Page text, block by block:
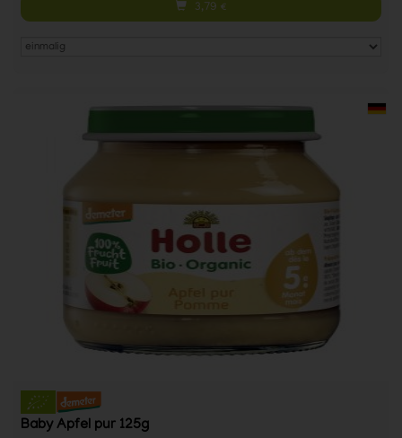
3,79 €
Baby Apfel pur 125g